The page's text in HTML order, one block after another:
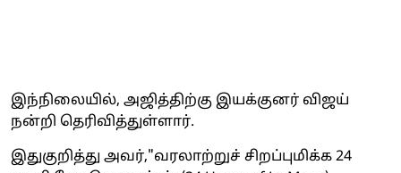
இந்நிலையில், அஜித்திற்கு இயக்குனர் விஜய்
நன்றி தெரிவித்துள்ளார்.
இதுகுறித்து அவர்,"வரலாற்றுச் சிறப்புமிக்க 24